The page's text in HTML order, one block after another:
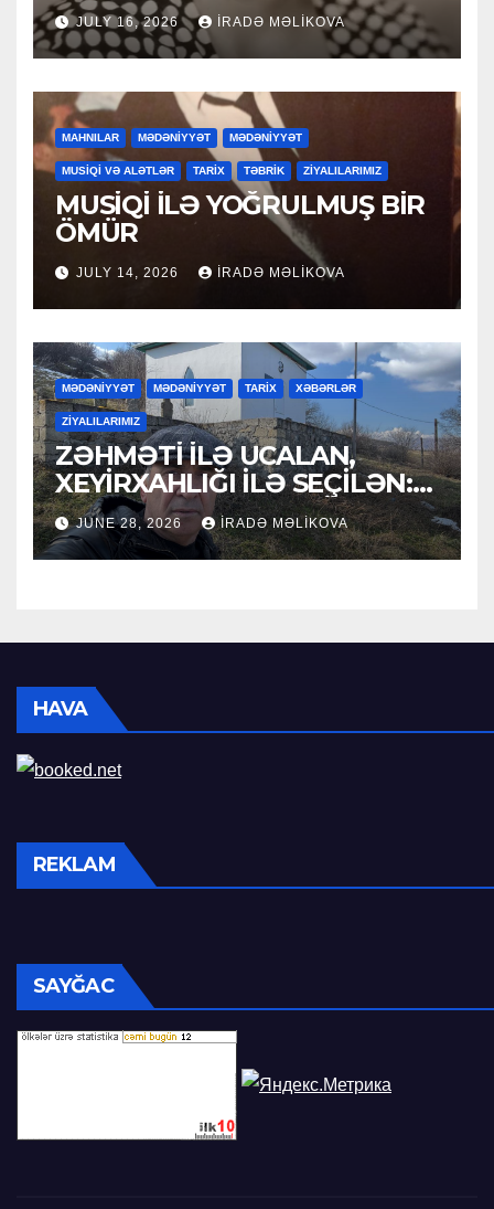
JULY 16, 2026 İRADƏ MƏLIKOVA
MAHNILAR MƏDƏNİYYƏT MƏDƏNİYYƏT
MUSİQİ VƏ ALƏTLƏR TARİX TƏBRİK ZİYALILARIMIZ
MUSİQİ İLƏ YOĞRULMUŞ BİR
ÖMÜR
JULY 14, 2026 İRADƏ MƏLIKOVA
MƏDƏNİYYƏT MƏDƏNİYYƏT TARİX XƏBƏRLƏR
ZİYALILARIMIZ
ZƏHMƏTİ İLƏ UCALAN,
XEYİRXAHLIĞI İLƏ SEÇİLƏN:
HACI RAMAZAN QULİYEV
JUNE 28, 2026 İRADƏ MƏLIKOVA
HAVA
REKLAM
SAYĞAC